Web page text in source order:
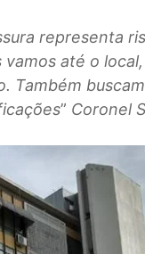
representa
até o
Também
” Coronel